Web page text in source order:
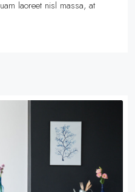
laoreet nisl massa, at